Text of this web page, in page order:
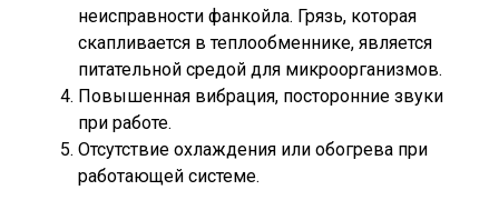
неисправности фанкойла. Грязь, которая
скапливается в теплообменнике, является
питательной средой для микроорганизмов.
Повышенная вибрация, посторонние звуки
при работе.
Отсутствие охлаждения или обогрева при
работающей системе.